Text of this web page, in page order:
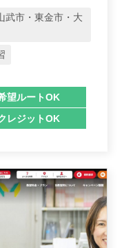
武市・東金市・大
望ルートOK
レジットOK